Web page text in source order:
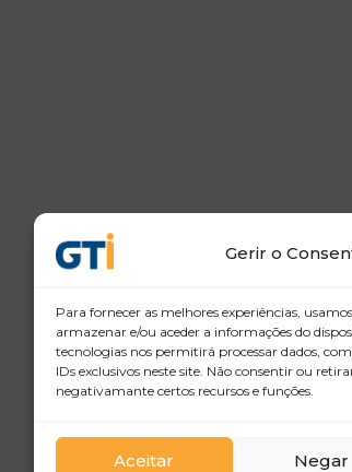
Gerir o
Para fornecer as melhores experiências,
armazenar e/ou aceder a informações do
tecnologias nos permitirá processar dados,
IDs exclusivos neste site. Não consentir ou
negativamante certos recursos e funções.
Aceitar Negar